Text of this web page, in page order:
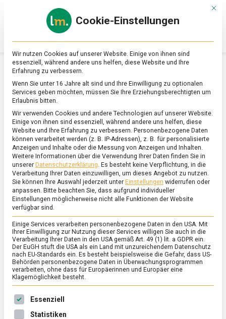
Online-
Magazin
zu
&
Ernährung
SCHLAGWORT:MARKUS FERBER
POLITIK/TV
Europa nicht leichtfertig aufs Spiel
setzen – Markus Ferber im
Küchenkabinett on Tour
23. April 2024
Mit
Cookie-Einstellungen
Wir nutzen Cookies auf unserer Website. Einige von ihnen sind
essenziell, während andere uns helfen, diese Website und Ihre
Erfahrung zu verbessern.
Wenn Sie unter 16 Jahre alt sind und Ihre Einwilligung zu optionalen
Services geben möchten, müssen Sie Ihre Erziehungsberechtigten um
Erlaubnis bitten.
Wir verwenden Cookies und andere Technologien auf unserer Website.
Einige von ihnen sind essenziell, während andere uns helfen, diese
Website und Ihre Erfahrung zu verbessern. Personenbezogene Daten
können verarbeitet werden (z. B. IP-Adressen), z. B. für personalisierte
Anzeigen und Inhalte oder die Messung von Anzeigen und Inhalten.
Weitere Informationen über die Verwendung Ihrer Daten finden Sie in
unserer Datenschutzerklärung. Es besteht keine Verpflichtung, in die
Verarbeitung Ihrer Daten einzuwilligen, um dieses Angebot zu nutzen.
Sie können Ihre Auswahl jederzeit unter Einstellungen widerrufen oder
anpassen. Bitte beachten Sie, dass aufgrund individueller
Einstellungen möglicherweise nicht alle Funktionen der Website
verfügbar sind.
Einige Services verarbeiten personenbezogene Daten in den USA. Mit
Ihrer Einwilligung zur Nutzung dieser Services willigen Sie auch in die
Verarbeitung Ihrer Daten in den USA gemäß Art. 49 (1) lit. a GDPR ein.
Der EuGH stuft die USA als ein Land mit unzureichendem Datenschutz
nach EU-Standards ein. Es besteht beispielsweise die Gefahr, dass US-
Behörden personenbezogene Daten in Überwachungsprogrammen
verarbeiten, ohne dass für Europäerinnen und Europäer eine
Klagemöglichkeit besteht.
Es folgt eine Liste der Service-Gruppen, für die eine
Essenziell
Statistiken